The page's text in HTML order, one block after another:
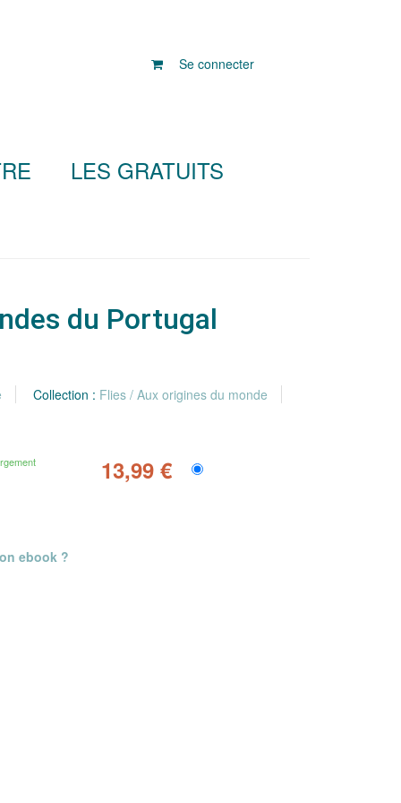
Se connecter
LES GRATUITS
du Portugal
Collection : Flies / Aux origines du monde
13,99 €
ebook ?